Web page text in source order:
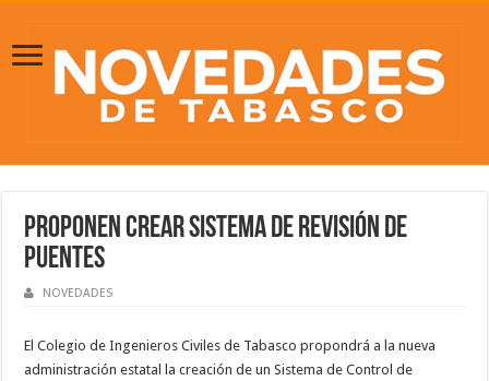
Proponen crear sistema de revisión de
puentes
NOVEDADES
El Colegio de Ingenieros Civiles de Tabasco propondrá a la nueva
administración estatal la creación de un Sistema de Control de